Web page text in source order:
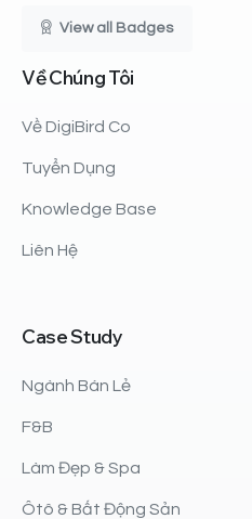
View all Badges
VềChúngTôi
Về DigiBird Co
Tuyển Dụng
Knowledge Base
Liên Hệ
CaseStudy
Ngành Bán Lẻ
F&B
Làm Đẹp & Spa
Ôtô & Bất Động Sản